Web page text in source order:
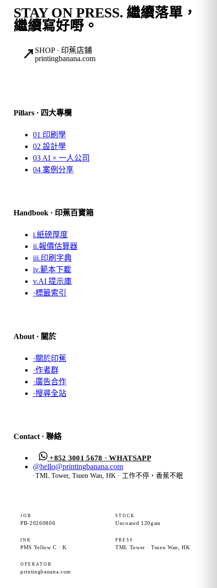
STAY ON PRESS. 繼續落單，
繼續寫好嘢。
↗ SHOP · 印蕉店鋪
printingbanana.com
Pillars · 四大專欄
01 印刷學
02 設計學
03 AI × 一人公司
04 案例分享
Handbook · 印蕉百寶箱
i.紙磅厚度
ii.報價估算器
iii.印刷字典
iv.範本下載
v.AI 提示庫
·標籤索引
About · 關於
·關於印蕉
·作者群
·廣告合作
·搜尋全站
Contact · 聯絡
+852 3001 5678 · WHATSAPP
@hello@printingbanana.com
·TML Tower, Tsuen Wan, HK · 工作不停，香蕉不眠
JOB
PB-20260806
STOCK
Uncoated 120gsm
INK
PMS Yellow C · K
PRESS
TML Tower · Tsuen Wan, HK
OPERATOR
printingbanana.com